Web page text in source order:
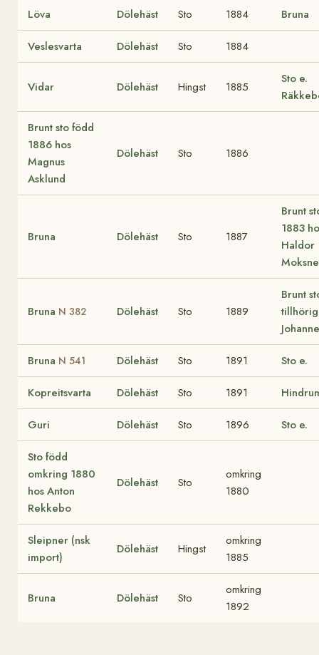
Löva Dölehäst Sto 1884 Bruna
Veslesvarta Dölehäst Sto 1884
Vidar Dölehäst Hingst 1885
Sto e.
Brunt sto född
1886 hos
Magnus
Asklund
Dölehäst Sto 1886
Bruna Dölehäst Sto 1887
Brunt
1883
Haldor
Bruna N 382 Dölehäst Sto 1889
Brunt
tillhörig
Bruna N 541 Dölehäst Sto 1891 Sto e.
Kopreitsvarta Dölehäst Sto 1891
Guri Dölehäst Sto 1896 Sto e.
Sto född
omkring 1880
hos Anton
Rekkebo
Dölehäst Sto
omkring
1880
Sleipner (nsk
import)
Dölehäst Hingst
omkring
1885
Bruna Dölehäst Sto
omkring
1892